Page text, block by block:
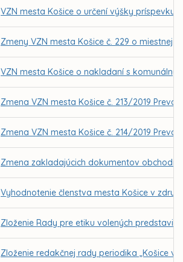
VZN mesta Košice o určení výšky
Zmeny VZN mesta Košice č. 229 o miestnej
VZN mesta Košice o nakladaní s
Zmena VZN mesta Košice č. 213/2019
Zmena VZN mesta Košice č. 214/2019
Zmena zakladajúcich dokumentov
Vyhodnotenie členstva mesta Košice v
Zloženie Rady pre etiku volených
Zloženie redakčnej rady periodika „Košice v